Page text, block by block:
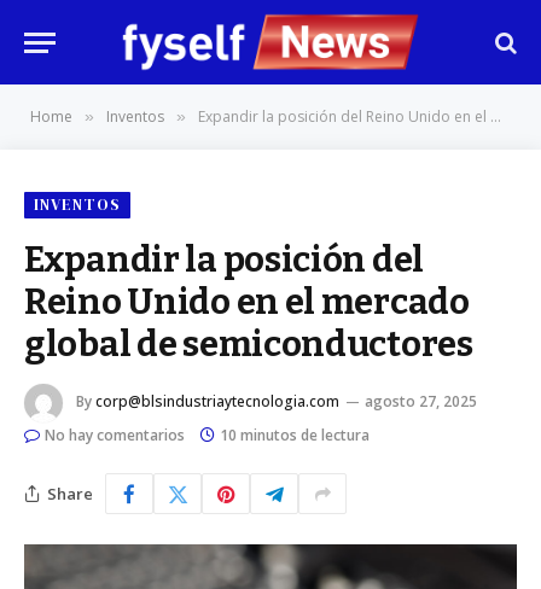
Home » Inventos » Expandir la posición del Reino Unido en el mercado global de semiconductores
INVENTOS
Expandir la posición del
Reino Unido en el mercado
global de semiconductores
Bycorp@blsindustriaytecnologia.com
agosto 27, 2025
No hay comentarios
10 minutos de lectura
Share